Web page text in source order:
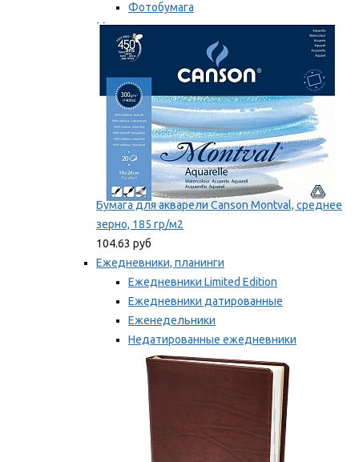
Фотобумага
Мы рекомендуем
Бумага для акварели Canson Montval, среднее
зерно, 185 гр/м2
104.63 руб
Ежедневники, планинги
Ежедневники Limited Edition
Ежедневники датированные
Еженедельники
Недатированные ежедневники
Планинги
Мы рекомендуем